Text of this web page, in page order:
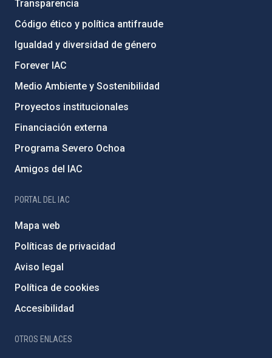
Transparencia
Código ético y política antifraude
Igualdad y diversidad de género
Forever IAC
Medio Ambiente y Sostenibilidad
Proyectos institucionales
Financiación externa
Programa Severo Ochoa
Amigos del IAC
PORTAL DEL IAC
Mapa web
Políticas de privacidad
Aviso legal
Política de cookies
Accesibilidad
OTROS ENLACES